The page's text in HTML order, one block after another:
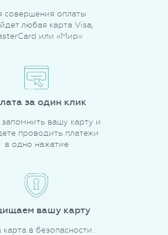
совершения оплаты
любая карта Visa,
или «Мир»
за один клик
вашу карту и
проводить платежи
в одно нажатие
вашу карту
в безопасности.